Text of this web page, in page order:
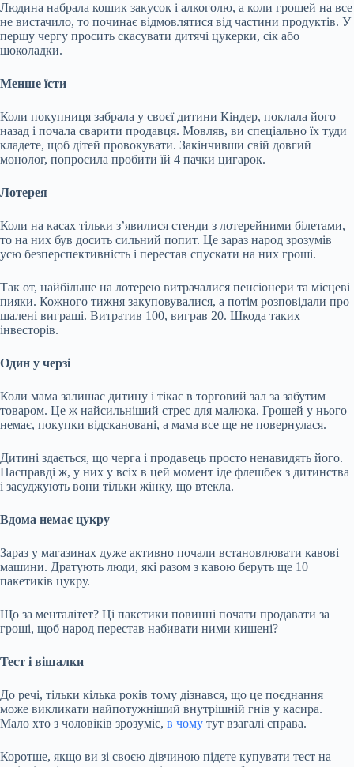
Людина набрала кошик закусок і алкоголю, а коли грошей на все
не вистачило, то починає відмовлятися від частини продуктів. У
першу чергу просить скасувати дитячі цукерки, сік або
шоколадки.
Менше їсти
Коли покупниця забрала у своєї дитини Кіндер, поклала його
назад і почала сварити продавця. Мовляв, ви спеціально їх туди
кладете, щоб дітей провокувати. Закінчивши свій довгий
монолог, попросила пробити їй 4 пачки цигарок.
Лотерея
Коли на касах тільки з’явилися стенди з лотерейними білетами,
то на них був досить сильний попит. Це зараз народ зрозумів
усю безперспективність і перестав спускати на них гроші.
Так от, найбільше на лотерею витрачалися пенсіонери та місцеві
пияки. Кожного тижня закуповувалися, а потім розповідали про
шалені виграші. Витратив 100, виграв 20. Шкода таких
інвесторів.
Один у черзі
Коли мама залишає дитину і тікає в торговий зал за забутим
товаром. Це ж найсильніший стрес для малюка. Грошей у нього
немає, покупки відскановані, а мама все ще не повернулася.
Дитині здається, що черга і продавець просто ненавидять його.
Насправді ж, у них у всіх в цей момент іде флешбек з дитинства
і засуджують вони тільки жінку, що втекла.
Вдома немає цукру
Зараз у магазинах дуже активно почали встановлювати кавові
машини. Дратують люди, які разом з кавою беруть ще 10
пакетиків цукру.
Що за менталітет? Ці пакетики повинні почати продавати за
гроші, щоб народ перестав набивати ними кишені?
Тест і вішалки
До речі, тільки кілька років тому дізнався, що це поєднання
може викликати найпотужніший внутрішній гнів у касира.
Мало хто з чоловіків зрозуміє, в чому тут взагалі справа.
Коротше, якщо ви зі своєю дівчиною підете купувати тест на